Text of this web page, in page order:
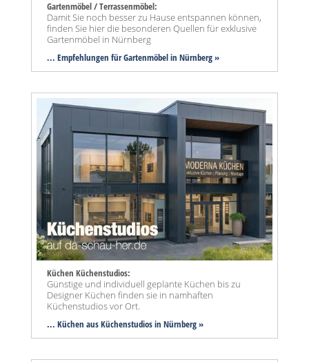
Gartenmöbel / Terrassenmöbel:
Damit Sie noch besser zu Hause entspannen können,
finden Sie hier die besonderen Quellen für exklusive
Gartenmöbel in Nürnberg
... Empfehlungen für Gartenmöbel in Nürnberg »
Küchen Küchenstudios:
Günstige und individuell geplante Küchen bis zu
Designer Küchen finden sie in namhaften
Küchenstudios vor Ort.
... Küchen aus Küchenstudios in Nürnberg »